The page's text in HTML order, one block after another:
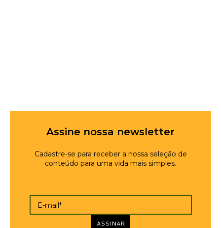
Assine nossa newsletter
Cadastre-se para receber a nossa seleção de
conteúdo para uma vida mais simples.
E-mail*
ASSINAR